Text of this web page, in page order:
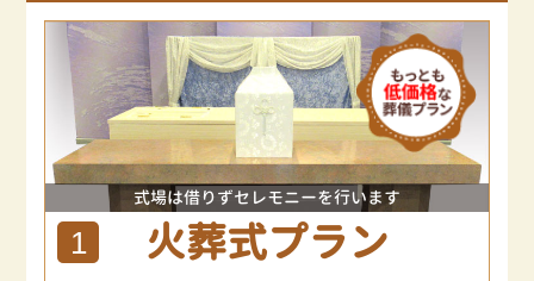
式場は借りずセレモニーを行います
1 火葬式プラン